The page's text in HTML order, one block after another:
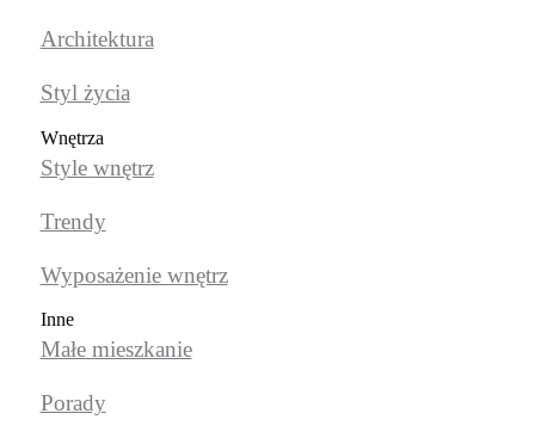
Architektura
Styl życia
Wnętrza
Style wnętrz
Trendy
Wyposażenie wnętrz
Inne
Małe mieszkanie
Porady